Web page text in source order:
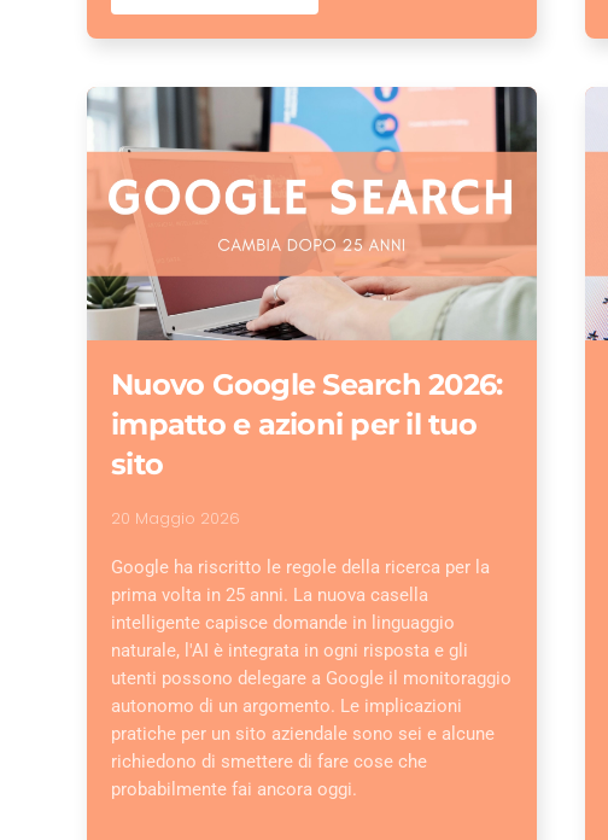
Nuovo Google Search 2026:
impatto e azioni per il tuo
sito
20 Maggio 2026
Google ha riscritto le regole della ricerca per la
prima volta in 25 anni. La nuova casella
intelligente capisce domande in linguaggio
naturale, l'AI è integrata in ogni risposta e gli
utenti possono delegare a Google il monitoraggio
autonomo di un argomento. Le implicazioni
pratiche per un sito aziendale sono sei e alcune
richiedono di smettere di fare cose che
probabilmente fai ancora oggi.